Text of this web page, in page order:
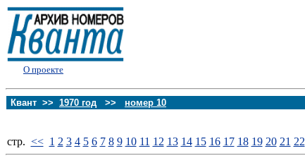
О проекте
Квант >> 1970 год >> номер 10
стp. << 1 2 3 4 5 6 7 8 9 10 11 12 13 14 15 16 17 18 19 20 21 22